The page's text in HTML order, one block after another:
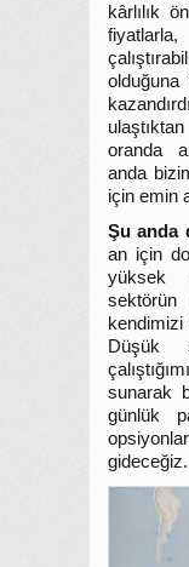
kârlılık
oranda
anda
için emin
Şu anda
an için
yüksek
kendimizi
Düşük
sunarak
günlük
gideceğiz.